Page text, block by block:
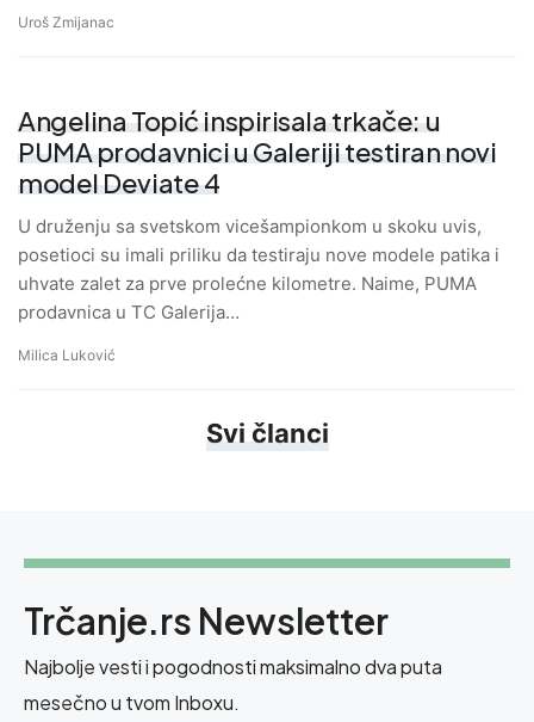
Uroš Zmijanac
Angelina Topić inspirisala trkače: u
PUMA prodavnici u Galeriji testiran novi
model Deviate 4
U druženju sa svetskom vicešampionkom u skoku uvis,
posetioci su imali priliku da testiraju nove modele patika i
uhvate zalet za prve prolećne kilometre. Naime, PUMA
prodavnica u TC Galerija…
Milica Luković
Svi članci
Trčanje.rs Newsletter
Najbolje vesti i pogodnosti maksimalno dva puta
mesečno u tvom Inboxu.